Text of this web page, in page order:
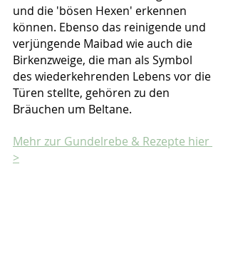
und die 'bösen Hexen' erkennen
können. Ebenso das reinigende und
verjüngende Maibad wie auch die
Birkenzweige, die man als Symbol
des wiederkehrenden Lebens vor die
Türen stellte, gehören zu den
Bräuchen um Beltane.
Mehr zur Gundelrebe & Rezepte hier
>